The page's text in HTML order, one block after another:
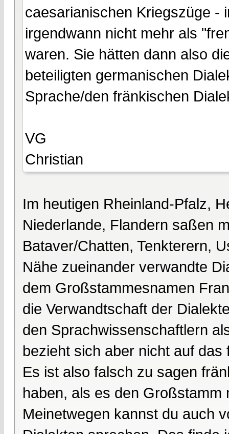
caesarianischen Kriegszüge -
irgendwann nicht mehr als
waren. Sie hätten dann also
beteiligten germanischen
Sprache/den fränkischen
VG
Christian
Im heutigen Rheinland-Pfalz,
Niederlande, Flandern saßen
Bataver/Chatten, Tenkterern,
Nähe zueinander verwandte
dem Großstammesnamen
die Verwandtschaft der
den Sprachwissenschaftlern
bezieht sich aber nicht auf
Es ist also falsch zu sagen
haben, als es den
Meinetwegen kannst du auch